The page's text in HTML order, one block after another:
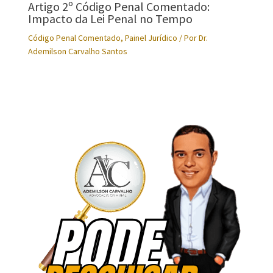
Artigo 2º Código Penal Comentado:
Impacto da Lei Penal no Tempo
Código Penal Comentado, Painel Jurídico / PorDr.
Ademilson Carvalho Santos